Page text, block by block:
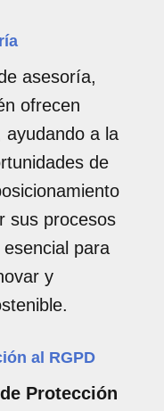
asesoría,
ofrecen
ayudando a la
de
sus procesos
para
y
al RGPD
Protección